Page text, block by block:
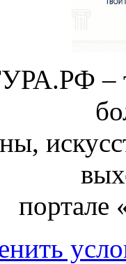
–
портале